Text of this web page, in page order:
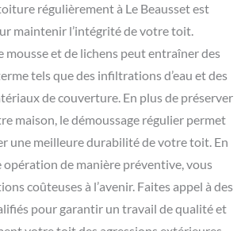
régulièrement à Le Beausset est
maintenir l’intégrité de votre toit.
mousse et de lichens peut entraîner des
tels que des infiltrations d’eau et des
de couverture. En plus de préserver
maison, le démoussage régulier permet
une meilleure durabilité de votre toit. En
de manière préventive, vous
coûteuses à l’avenir. Faites appel à des
pour garantir un travail de qualité et